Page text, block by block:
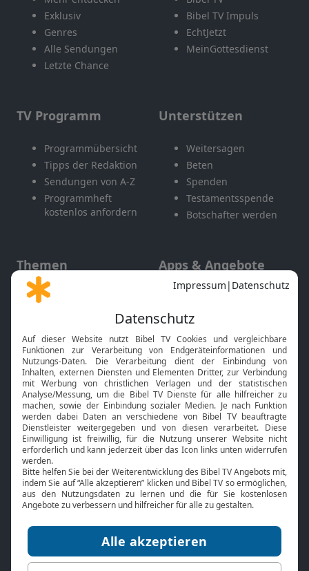
Exklusiv
Genres
Alle Sendungen
Letzte Chance
Bibel TV Impuls
EchtJetzt
MeinGottesdienst
TV Programm
Programmübersicht
Tipps der Redaktion
Sendungen von A-Z
Programmheft
kostenlos anfordern
Unterstützen
Weitersagen
Beten
Spenden
Testamentsspende
Botschafter werden
Themen
Gott und Bibel erklärt
Neuigkeiten
Apps & Angebote
Mobile App
Smart TV
HbbTV
Bibelthek Online-Bibel
Nächster Gottesdienst
Bibel TV
Über uns
Jobs
Mediadaten
Service
Kontakt
TV-Empfang